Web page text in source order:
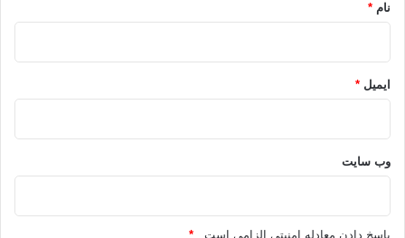
نام *
ایمیل *
وب‌ سایت
پاسخ دادن معادله امنیتی الزامی است . *